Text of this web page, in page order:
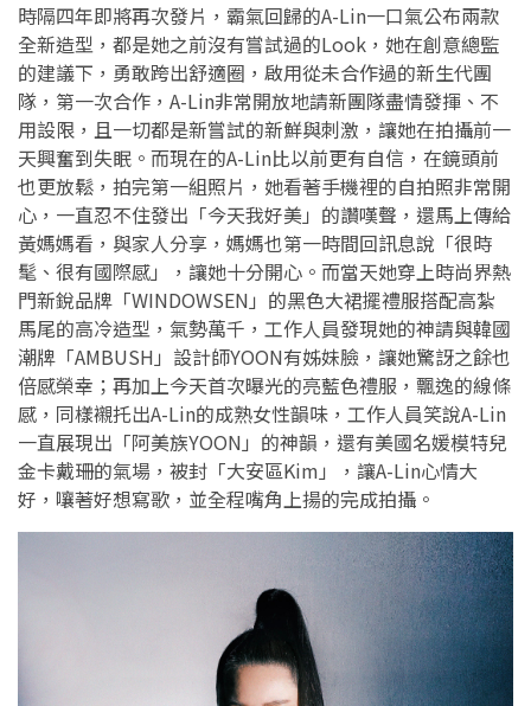
時隔四年即將再次發片，霸氣回歸的A-Lin一口氣公布兩款
全新造型，都是她之前沒有嘗試過的Look，她在創意總監
的建議下，勇敢跨出舒適圈，啟用從未合作過的新生代團
隊，第一次合作，A-Lin非常開放地請新團隊盡情發揮、不
用設限，且一切都是新嘗試的新鮮與刺激，讓她在拍攝前一
天興奮到失眠。而現在的A-Lin比以前更有自信，在鏡頭前
也更放鬆，拍完第一組照片，她看著手機裡的自拍照非常開
心，一直忍不住發出「今天我好美」的讚嘆聲，還馬上傳給
黃媽媽看，與家人分享，媽媽也第一時間回訊息說「很時
髦、很有國際感」，讓她十分開心。而當天她穿上時尚界熱
門新銳品牌「WINDOWSEN」的黑色大裙擺禮服搭配高紮
馬尾的高冷造型，氣勢萬千，工作人員發現她的神請與韓國
潮牌「AMBUSH」設計師YOON有姊妹臉，讓她驚訝之餘也
倍感榮幸；再加上今天首次曝光的亮藍色禮服，飄逸的線條
感，同樣襯托出A-Lin的成熟女性韻味，工作人員笑說A-Lin
一直展現出「阿美族YOON」的神韻，還有美國名媛模特兒
金卡戴珊的氣場，被封「大安區Kim」，讓A-Lin心情大
好，嚷著好想寫歌，並全程嘴角上揚的完成拍攝。